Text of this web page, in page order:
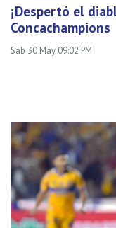
¡Despertó el
Concachampions
Sáb 30 May 09:02 PM